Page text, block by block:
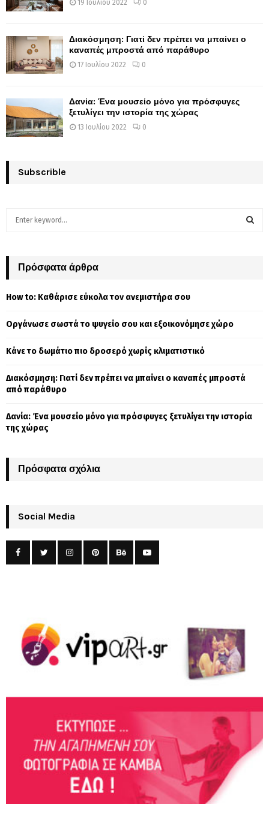
19 Ιουλίου 2022 0
Διακόσμηση: Γιατί δεν πρέπει να μπαίνει ο
καναπές μπροστά από παράθυρο
17 Ιουλίου 2022 0
Δανία: Ένα μουσείο μόνο για πρόσφυγες
ξετυλίγει την ιστορία της χώρας
13 Ιουλίου 2022 0
Subscrible
h
o
:
Πρόσφατα άρθρα
How to: Καθάρισε εύκολα τον ανεμιστήρα σου
Οργάνωσε σωστά το ψυγείο σου και εξοικονόμησε χώρο
Κάνε το δωμάτιο πιο δροσερό χωρίς κλιματιστικό
Διακόσμηση: Γιατί δεν πρέπει να μπαίνει ο καναπές μπροστά
από παράθυρο
Δανία: Ένα μουσείο μόνο για πρόσφυγες ξετυλίγει την ιστορία
της χώρας
Πρόσφατα σχόλια
Social Media